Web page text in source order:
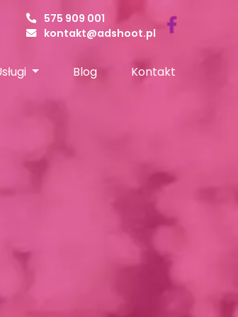
575 909 001
kontakt@adshoot.pl
Blog Kontakt